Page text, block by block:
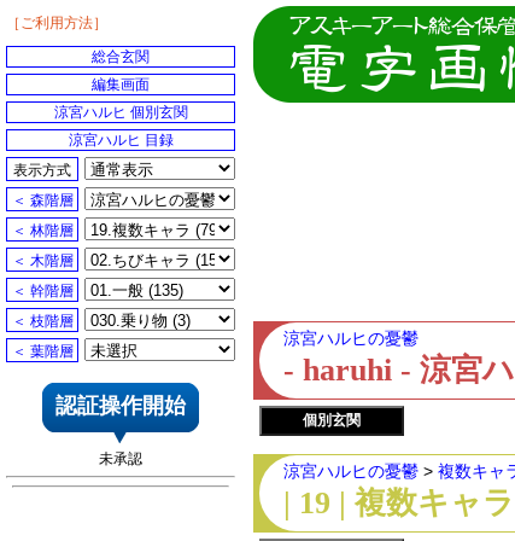
涼宮ハルヒの憂鬱
- haruhi - 涼宮
個別玄関
涼宮ハルヒの憂鬱 > 複数キャ
| 19 | 複数キャラ
［ご利用方法］
総合玄関
編集画面
涼宮ハルヒ 個別玄関
涼宮ハルヒ 目録
表示方式
＜ 森階層
＜ 林階層
＜ 木階層
＜ 幹階層
＜ 枝階層
＜ 葉階層
認証操作開始
未承認